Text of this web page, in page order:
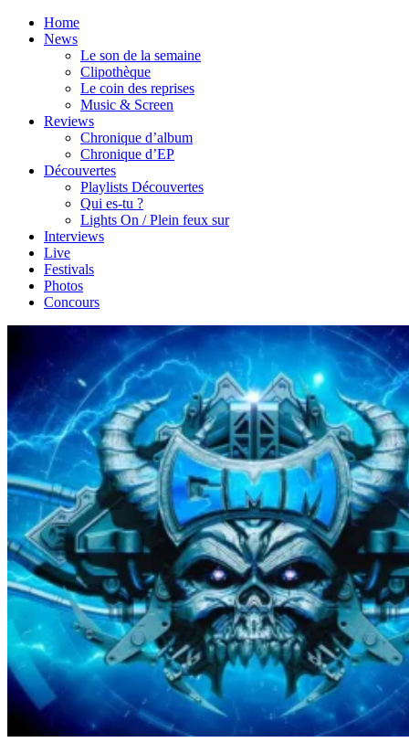
Home
News
Le son de la semaine
Clipothèque
Le coin des reprises
Music & Screen
Reviews
Chronique d’album
Chronique d’EP
Découvertes
Playlists Découvertes
Qui es-tu ?
Lights On / Plein feux sur
Interviews
Live
Festivals
Photos
Concours